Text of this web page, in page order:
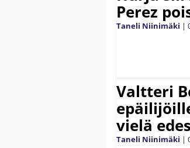
Perez
Taneli Niinimäki |
Valtteri
vielä
Taneli Niinimäki |